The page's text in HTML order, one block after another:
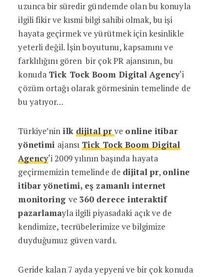
uzunca bir süredir gündemde olan bu konuyla
ilgili fikir ve kısmi bilgi sahibi olmak, bu işi
hayata geçirmek ve yürütmek için kesinlikle
yeterli değil. İşin boyutunu, kapsamını ve
farklılığını gören bir çok PR ajansının, bu
konuda Tick Tock Boom Digital Agency‘i
çözüm ortağı olarak görmesinin temelinde de
bu yatıyor…
Türkiye’nin ilk dijital prve online itibar
yönetimi ajansı Tick Tock Boom Digital
Agency‘i 2009 yılının başında hayata
geçirmemizin temelinde de dijital pr, online
itibar yönetimi, eş zamanlı internet
monitoring ve 360 derece interaktif
pazarlamayla ilgili piyasadaki açık ve de
kendimize, tecrübelerimize ve bilgimize
duyduğumuz güven vardı.
Geride kalan 7 ayda yepyeni ve bir çok konuda